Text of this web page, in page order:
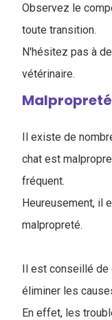
Observez le
toute transition.
N'hésitez pas à
vétérinaire.
Il existe de
chat est
fréquent.
Heureusement, il
malpropreté.
Il est conseillé de
éliminer les
En effet, les